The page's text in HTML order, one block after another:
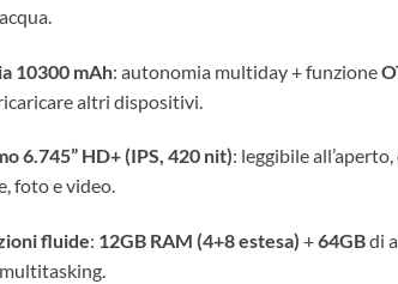
10300 mAh: autonomia multiday + funzione
altri dispositivi.
6.745” HD+ (IPS, 420 nit): leggibile
foto e video.
fluide: 12GB RAM (4+8 estesa) +64GBdi